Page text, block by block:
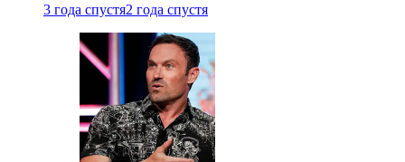
3 года спустя2 года спустя